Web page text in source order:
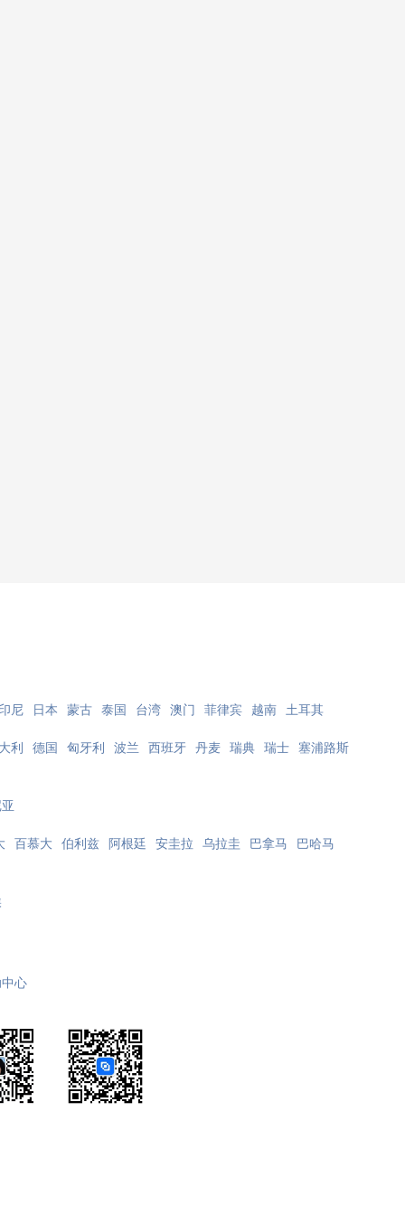
尼 日本 蒙古 泰国 台湾 澳门 菲律宾 越南 土耳其
利 德国 匈牙利 波兰 西班牙 丹麦 瑞典 瑞士 塞浦路斯
百慕大 伯利兹 阿根廷 安圭拉 乌拉圭 巴拿马 巴哈马
心